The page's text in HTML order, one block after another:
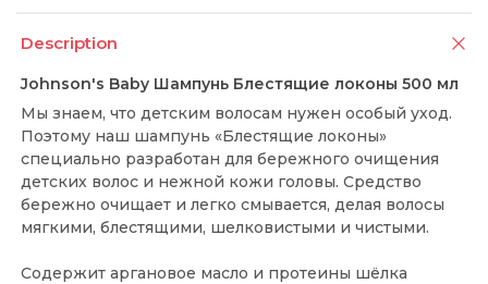
Description
Johnson's Baby Шампунь Блестящие локоны 500 мл
Мы знаем, что детским волосам нужен особый уход.
Поэтому наш шампунь «Блестящие локоны»
специально разработан для бережного очищения
детских волос и нежной кожи головы. Средство
бережно очищает и легко смывается, делая волосы
мягкими, блестящими, шелковистыми и чистыми.
Содержит аргановое масло и протеины шёлка